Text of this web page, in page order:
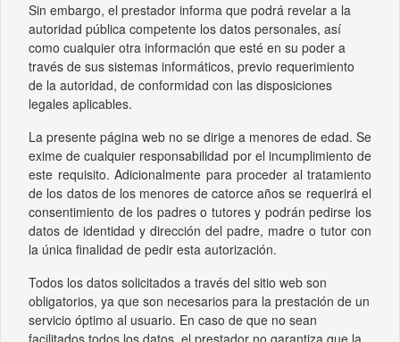
Sin embargo, el prestador informa que podrá revelar a la
autoridad pública competente los datos personales, así
como cualquier otra información que esté en su poder a
través de sus sistemas informáticos, previo requerimiento
de la autoridad, de conformidad con las disposiciones
legales aplicables.
La presente página web no se dirige a menores de edad. Se
exime de cualquier responsabilidad por el incumplimiento de
este requisito. Adicionalmente para proceder al tratamiento
de los datos de los menores de catorce años se requerirá el
consentimiento de los padres o tutores y podrán pedirse los
datos de identidad y dirección del padre, madre o tutor con
la única finalidad de pedir esta autorización.
Todos los datos solicitados a través del sitio web son
obligatorios, ya que son necesarios para la prestación de un
servicio óptimo al usuario. En caso de que no sean
facilitados todos los datos, el prestador no garantiza que la